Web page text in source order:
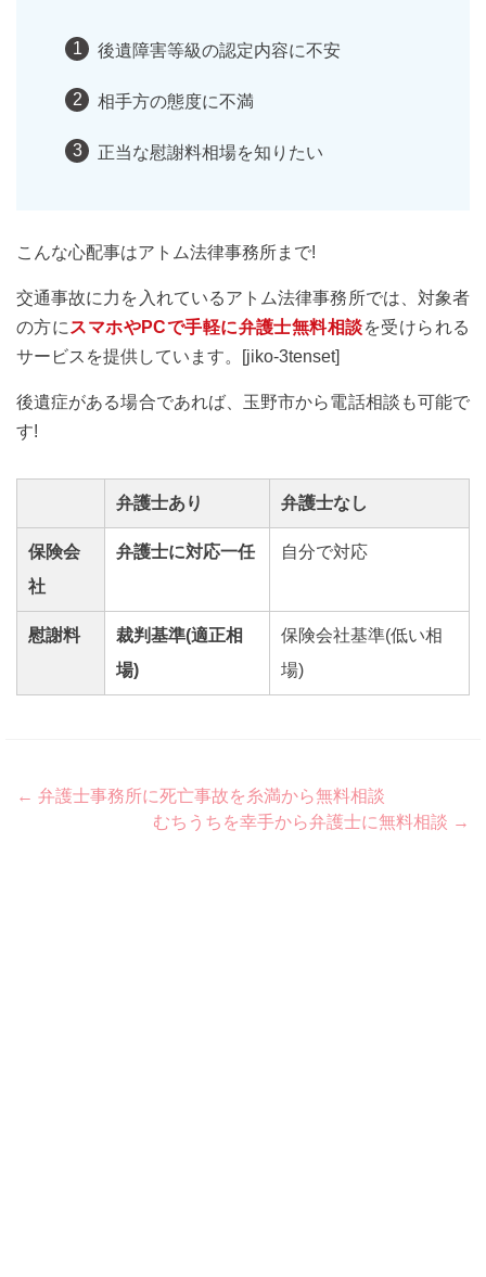
後遺障害等級の認定内容に不安
相手方の態度に不満
正当な慰謝料相場を知りたい
こんな心配事はアトム法律事務所まで!
交通事故に力を入れているアトム法律事務所では、対象者
の方に スマホやPCで手軽に弁護士無料相談を受けられる
サービスを提供しています。[jiko-3tenset]
後遺症がある場合であれば、玉野市から電話相談も可能で
す!
弁護士あり 弁護士なし
保険会
社
弁護士に対応一任 自分で対応
慰謝料
裁判基準(適正相
場)
保険会社基準(低い相
場)
Post
navigation
← 弁護士事務所に死亡事故を糸満から無料相談
むちうちを幸手から弁護士に無料相談 →